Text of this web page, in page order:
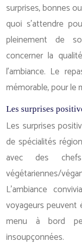
surprises, bonnes
quoi s’attendre
pleinement de
concerner la
l’ambiance. Le
mémorable, pour le
Les surprises
Les surprises
de spécialités
avec des
végétariennes/
L’ambiance
voyageurs peuvent
menu à bord
insoupçonnées.